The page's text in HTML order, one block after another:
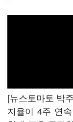
[뉴스토마토 박
지율이 4주 연